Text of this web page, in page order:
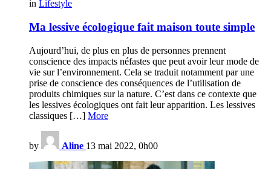
in Lifestyle
Ma lessive écologique fait maison toute simple
Aujourd’hui, de plus en plus de personnes prennent
conscience des impacts néfastes que peut avoir leur mode de
vie sur l’environnement. Cela se traduit notamment par une
prise de conscience des conséquences de l’utilisation de
produits chimiques sur la nature. C’est dans ce contexte que
les lessives écologiques ont fait leur apparition. Les lessives
classiques […] More
by Aline 13 mai 2022, 0h00